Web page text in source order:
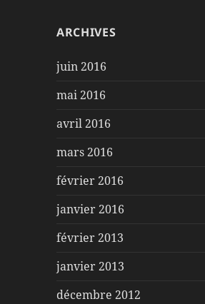
ARCHIVES
juin 2016
mai 2016
avril 2016
mars 2016
février 2016
janvier 2016
février 2013
janvier 2013
décembre 2012